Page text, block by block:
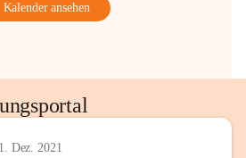
Kalender ansehen
Dez. 2021